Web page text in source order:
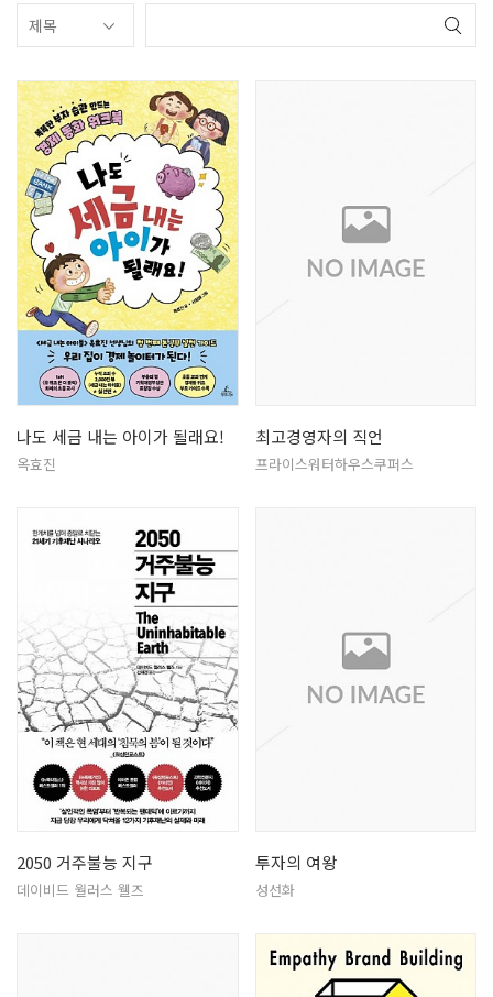
나도 세금 내는 아이가 될래요!
옥효진
최고경영자의 직언
프라이스워터하우스쿠퍼스
2050 거주불능 지구
데이비드 월러스 웰즈
투자의 여왕
성선화